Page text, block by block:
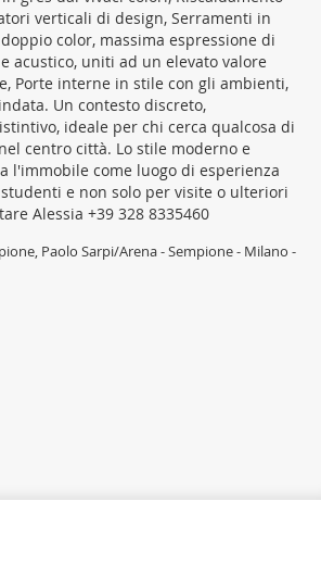
verticali di design, Serramenti in
color, massima espressione di
acustico, uniti ad un elevato valore
Porte interne in stile con gli ambienti,
Un contesto discreto,
ideale per chi cerca qualcosa di
centro città. Lo stile moderno e
l'immobile come luogo di esperienza
e non solo per visite o ulteriori
Alessia +39 328 8335460
Paolo Sarpi/Arena - Sempione - Milano -